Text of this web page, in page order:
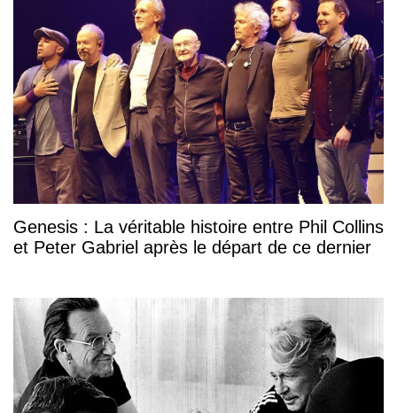
Genesis : La véritable histoire entre Phil Collins
et Peter Gabriel après le départ de ce dernier